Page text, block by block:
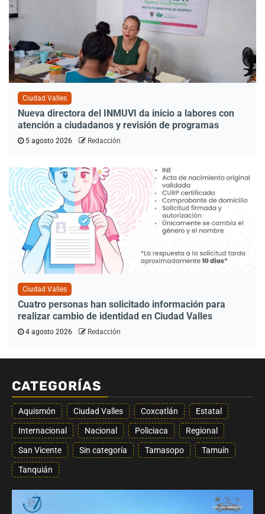
Ciudad Valles
Nueva directora del INMUVI da inicio a labores con
atención a ciudadanos y revisión de programas
5 agosto 2026 Redacción
Ciudad Valles
Cuatro personas han solicitado información para
realizar cambio de identidad en Ciudad Valles
4 agosto 2026 Redacción
CATEGORÍAS
Aquismón Ciudad Valles Coxcatlán Estatal
Internacional Nacional Policiaca Regional
San Vicente Sin categoría Tamasopo Tamuín
Tanquián